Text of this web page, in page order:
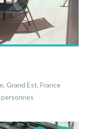
Grand Est, France